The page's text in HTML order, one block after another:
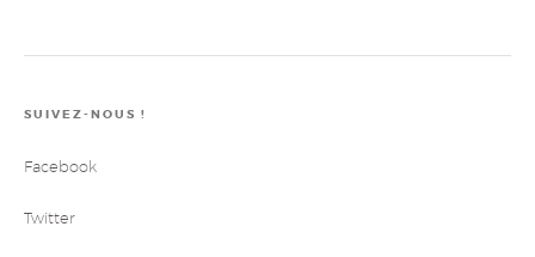
SUIVEZ-NOUS !
Facebook
Twitter